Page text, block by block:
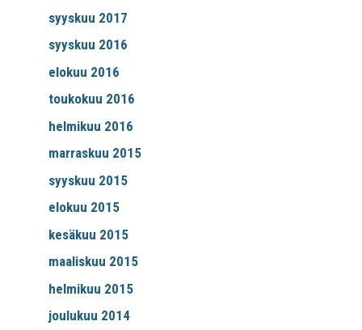
syyskuu 2017
syyskuu 2016
elokuu 2016
toukokuu 2016
helmikuu 2016
marraskuu 2015
syyskuu 2015
elokuu 2015
kesäkuu 2015
maaliskuu 2015
helmikuu 2015
joulukuu 2014